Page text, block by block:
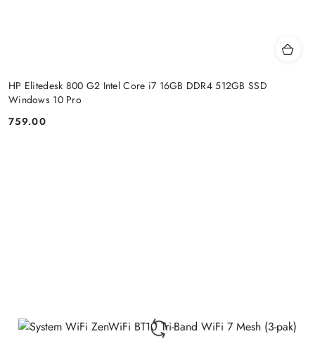
HP Elitedesk 800 G2 Intel Core i7 16GB DDR4 512GB SSD
Windows 10 Pro
Price:
759.00